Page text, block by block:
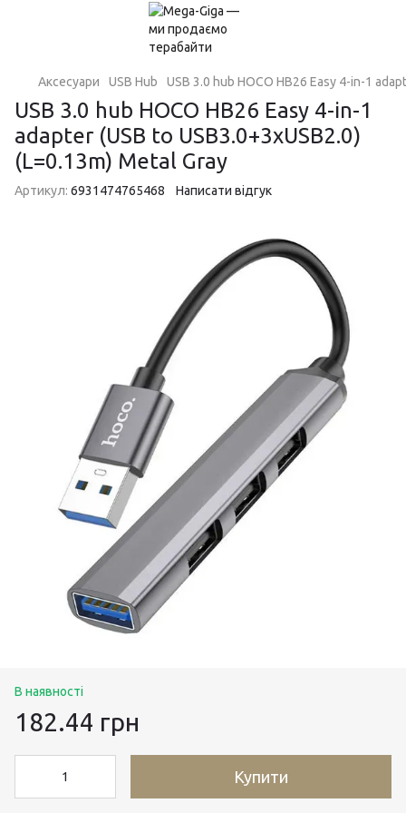
Аксесуари USB Hub USB 3.0 hub HOCO HB26 Easy 4-in-1
USB 3.0 hub HOCO HB26 Easy 4-in-1
adapter (USB to USB3.0+3xUSB2.0)
(L=0.13m) Metal Gray
Артикул: 6931474765468 Написати відгук
В наявності
182.44 грн
Купити